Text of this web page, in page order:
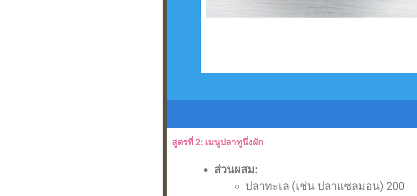
สูตรที่ 2: เมนูปลาทูนึ่งผัก
ส่วนผสม:
ปลาทะเล (เช่น ปลาแซลมอน) 200